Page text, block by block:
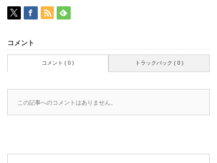
コメント
コメント ( 0 ) トラックバック ( 0 )
この記事へのコメントはありません。